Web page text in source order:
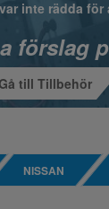
inte rädda
förslag
till Tillbehör
NISSAN